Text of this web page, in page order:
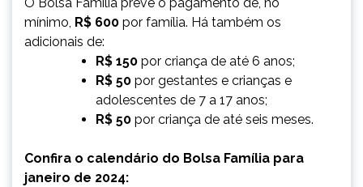
mínimo, R$ 600 por família. Há também os
adicionais de:
R$ 150 por criança de até 6 anos;
R$ 50 por gestantes e crianças e
adolescentes de 7 a 17 anos;
R$ 50 por criança de até seis meses.
Confira o calendário do Bolsa Família para
janeiro de 2024: